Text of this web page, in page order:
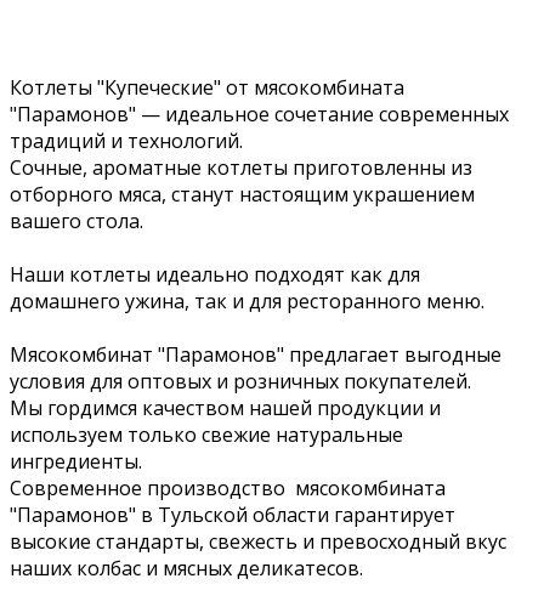
Котлеты "Купеческие" от мясокомбината
"Парамонов" — идеальное сочетание современных
традиций и технологий.
Сочные, ароматные котлеты приготовленны из
отборного мяса, станут настоящим украшением
вашего стола.
Наши котлеты идеально подходят как для
домашнего ужина, так и для ресторанного меню.
Мясокомбинат "Парамонов" предлагает выгодные
условия для оптовых и розничных покупателей.
Мы гордимся качеством нашей продукции и
используем только свежие натуральные
ингредиенты.
Современное производство мясокомбината
"Парамонов" в Тульской области гарантирует
высокие стандарты, свежесть и превосходный вкус
наших колбас и мясных деликатесов.